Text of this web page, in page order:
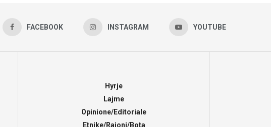
FACEBOOK INSTAGRAM YOUTUBE
Hyrje
Lajme
Opinione/Editoriale
Etnike/Rajoni/Bota